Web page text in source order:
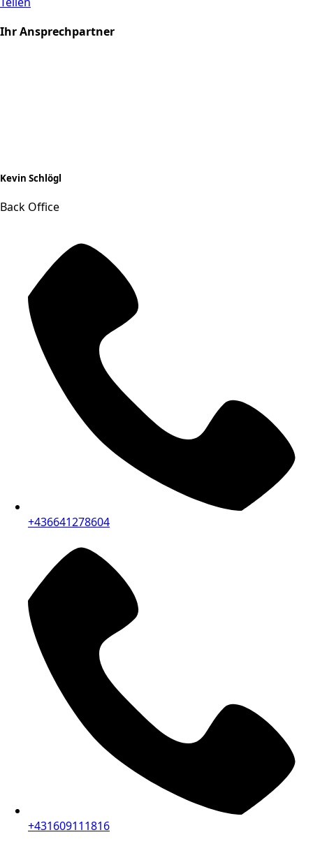
Ihr Ansprechpartner
Kevin Schlögl
Back Office
+436641278604
+431609111816